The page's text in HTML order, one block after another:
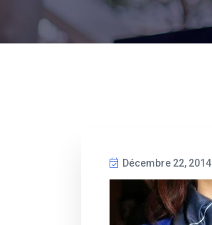
Décembre 22, 2014